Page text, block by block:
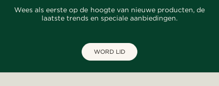
Wees als eerste op de hoogte van nieuwe producten, de
laatste trends en speciale aanbiedingen.
WORD LID